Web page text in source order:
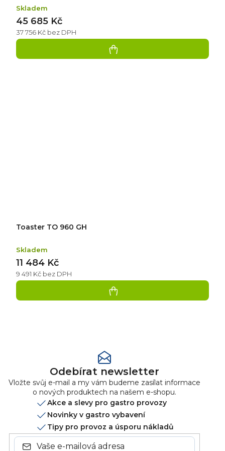
Skladem
37 756 Kč bez DPH
45 685 Kč
Toaster TO 960 GH
Skladem
9 491 Kč bez DPH
11 484 Kč
Odebírat newsletter
Vložte svůj e-mail a my vám budeme zasílat informace
o nových produktech na našem e-shopu.
Akce a slevy pro gastro provozy
Novinky v gastro vybavení
Tipy pro provoz a úsporu nákladů